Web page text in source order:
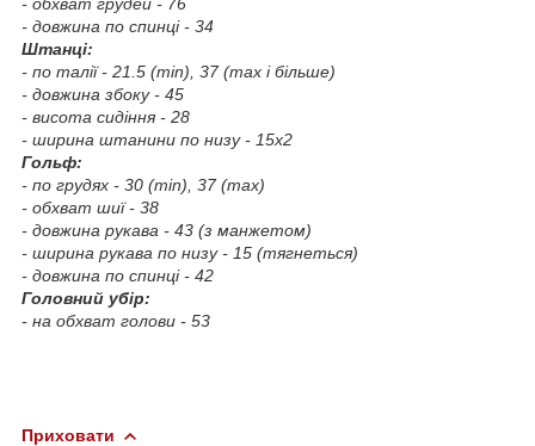
- довжина по спинці - 34
Штанці:
- по талії - 21.5 (min), 37 (max і більше)
- довжина збоку - 45
- висота сидіння - 28
- ширина штанини по низу - 15х2
Гольф:
- по грудях - 30 (min), 37 (max)
- обхват шиї - 38
- довжина рукава - 43 (з манжетом)
- ширина рукава по низу - 15 (тягнеться)
- довжина по спинці - 42
Головний убір:
- на обхват голови - 53
Приховати